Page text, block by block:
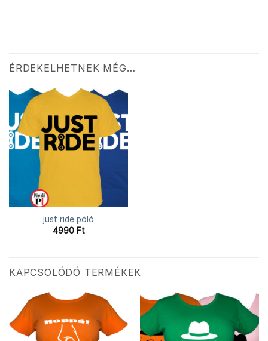
ÉRDEKELHETNEK MÉG…
just ride póló
4990 Ft
KAPCSOLÓDÓ TERMÉKEK